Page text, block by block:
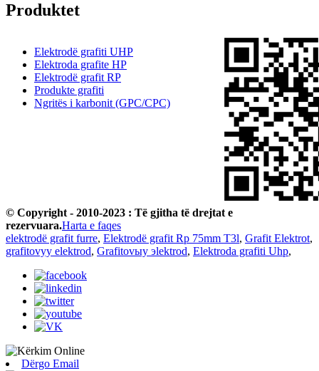
Produktet
Elektrodë grafiti UHP
Elektroda grafite HP
Elektrodë grafit RP
Produkte grafiti
Ngritës i karbonit (GPC/CPC)
© Copyright - 2010-2023 : Të gjitha të drejtat e
rezervuara.Harta e faqes
elektrodë grafit furre, Elektrodë grafit Rp 75mm T3l, Grafit Elektrot,
grafitovyy elektrod, Grafitovыy эlektrod, Elektroda grafiti Uhp,
Dërgo Email